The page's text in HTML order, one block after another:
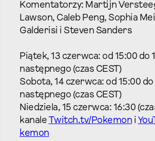
Komentatorzy: Martijn
Lawson, Caleb Peng, Sophia
Galderisi i Steven Sanders
Piątek, 13 czerwca: od 15:00 do
następnego (czas CEST)
Sobota, 14 czerwca: od 15:00 do
następnego (czas CEST)
Niedziela, 15 czerwca: 16:30
kanale Twitch.tv/Pokemon i
kemon